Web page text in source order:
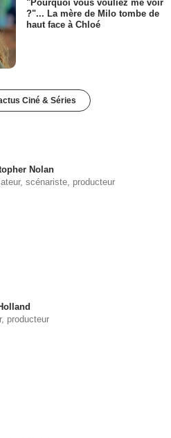
"Pourquoi vous vouliez me voir
?"... La mère de Milo tombe de
haut face à Chloé
Ciné & Séries
Nolan
scénariste, producteur
producteur